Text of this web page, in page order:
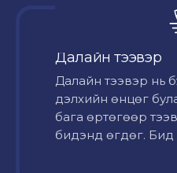
Далайн тээвэр
Далайн тээвэр нь
дэлхийн өнцөг
бага өртөгөөр
бидэнд өгдөг. Бид